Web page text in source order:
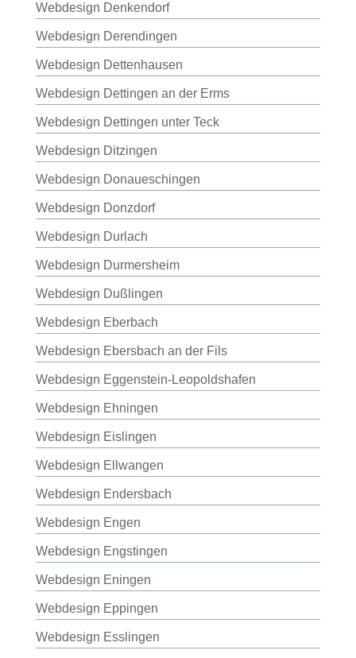
Webdesign Denkendorf
Webdesign Derendingen
Webdesign Dettenhausen
Webdesign Dettingen an der Erms
Webdesign Dettingen unter Teck
Webdesign Ditzingen
Webdesign Donaueschingen
Webdesign Donzdorf
Webdesign Durlach
Webdesign Durmersheim
Webdesign Dußlingen
Webdesign Eberbach
Webdesign Ebersbach an der Fils
Webdesign Eggenstein-Leopoldshafen
Webdesign Ehningen
Webdesign Eislingen
Webdesign Ellwangen
Webdesign Endersbach
Webdesign Engen
Webdesign Engstingen
Webdesign Eningen
Webdesign Eppingen
Webdesign Esslingen